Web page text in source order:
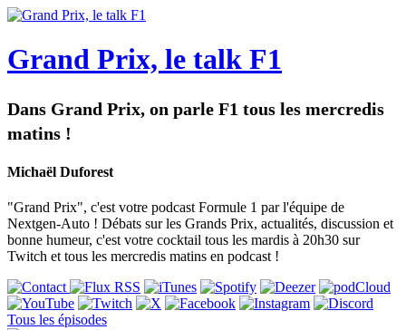
Grand Prix, le talk F1
Dans Grand Prix, on parle F1 tous les mercredis
matins !
Michaël Duforest
"Grand Prix", c'est votre podcast Formule 1 par l'équipe de
Nextgen-Auto ! Débats sur les Grands Prix, actualités, discussion et
bonne humeur, c'est votre cocktail tous les mardis à 20h30 sur
Twitch et tous les mercredis matins en podcast !
Tous les épisodes